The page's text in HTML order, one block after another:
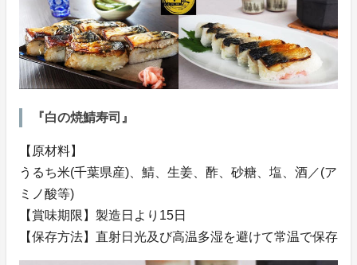
『白の焼鯖寿司』
【原材料】
うるち米(千葉県産)、鯖、生姜、酢、砂糖、塩、酒／(ア
ミノ酸等)
【賞味期限】製造日より15日
【保存方法】直射日光及び高温多湿を避けて常温で保存